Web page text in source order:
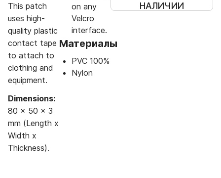
This patch
uses high-
quality plastic
contact tape
to attach to
clothing and
equipment.
Dimensions:
80 x 50 x 3
mm (Length x
Width x
Thickness).
on any
Velcro
interface.
Материалы
PVC 100%
Nylon
НАЛИЧИИ